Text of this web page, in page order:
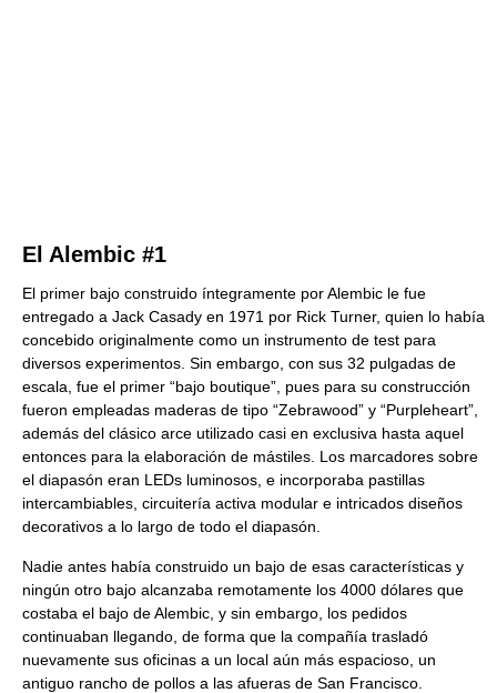
El Alembic #1
El primer bajo construido íntegramente por Alembic le fue
entregado a Jack Casady en 1971 por Rick Turner, quien lo había
concebido originalmente como un instrumento de test para
diversos experimentos. Sin embargo, con sus 32 pulgadas de
escala, fue el primer “bajo boutique”, pues para su construcción
fueron empleadas maderas de tipo “Zebrawood” y “Purpleheart”,
además del clásico arce utilizado casi en exclusiva hasta aquel
entonces para la elaboración de mástiles. Los marcadores sobre
el diapasón eran LEDs luminosos, e incorporaba pastillas
intercambiables, circuitería activa modular e intricados diseños
decorativos a lo largo de todo el diapasón.
Nadie antes había construido un bajo de esas características y
ningún otro bajo alcanzaba remotamente los 4000 dólares que
costaba el bajo de Alembic, y sin embargo, los pedidos
continuaban llegando, de forma que la compañía trasladó
nuevamente sus oficinas a un local aún más espacioso, un
antiguo rancho de pollos a las afueras de San Francisco.